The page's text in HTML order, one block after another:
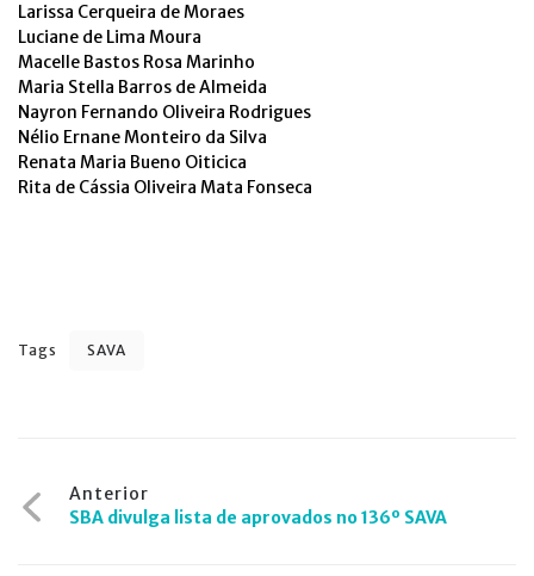
Larissa Cerqueira de Moraes
Luciane de Lima Moura
Macelle Bastos Rosa Marinho
Maria Stella Barros de Almeida
Nayron Fernando Oliveira Rodrigues
Nélio Ernane Monteiro da Silva
Renata Maria Bueno Oiticica
Rita de Cássia Oliveira Mata Fonseca
Tags SAVA
Navegação
de
Anterior
SBA divulga lista de aprovados no 136º SAVA